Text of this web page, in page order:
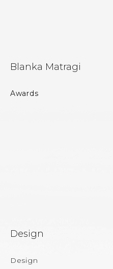
Blanka Matragi
Awards
Design
Design